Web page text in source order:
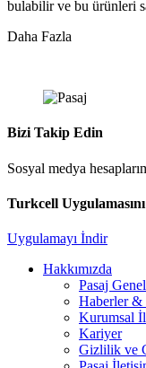
bulabilir ve bu ürünleri
Daha Fazla
Bizi Takip Edin
Sosyal medya
Turkcell
Uygulamayı İndir
Hakkımızda
Pasaj
Haberler
Kurumsal
Kariyer
Gizlilik ve